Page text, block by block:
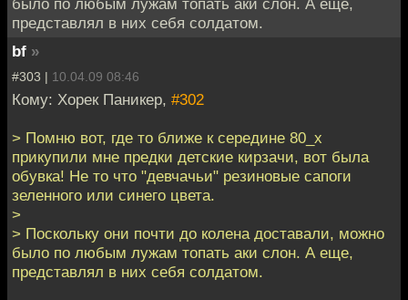
было по любым лужам топать аки слон. А еще,
представлял в них себя солдатом.
bf »
#303 | 10.04.09 08:46
Кому: Хорек Паникер, #302
> Помню вот, где то ближе к середине 80_х
прикупили мне предки детские кирзачи, вот была
обувка! Не то что "девчачьи" резиновые сапоги
зеленного или синего цвета.
>
> Поскольку они почти до колена доставали, можно
было по любым лужам топать аки слон. А еще,
представлял в них себя солдатом.